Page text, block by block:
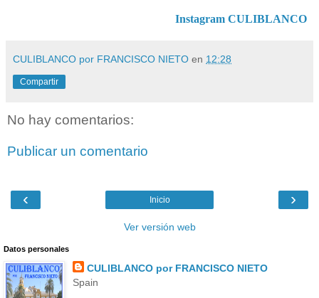
Instagram CULIBLANCO
CULIBLANCO por FRANCISCO NIETO en 12:28
Compartir
No hay comentarios:
Publicar un comentario
‹ ›
Inicio
Ver versión web
Datos personales
CULIBLANCO por FRANCISCO NIETO
Spain